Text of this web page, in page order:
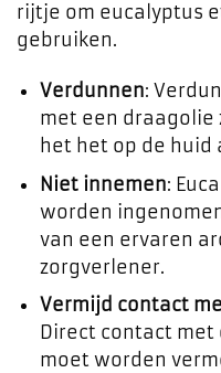
rijtje om eucalyptus
gebruiken.
Verdunnen:
met een draagolie
het het op de huid
Niet innemen:
worden
van een ervaren
zorgverlener.
Vermijd contact
Direct contact met
moet worden